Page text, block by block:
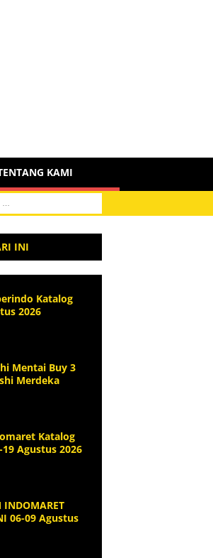
KAMI
INI
Katalog
2026
Mentai Buy 3
Merdeka
Katalog
Agustus 2026
INDOMARET
06-09 Agustus